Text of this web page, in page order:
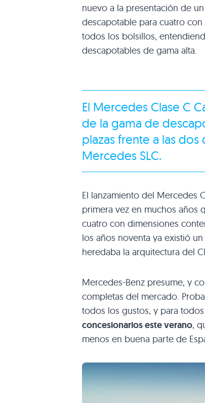
nuevo a la presentación de
descapotable para cuatro
todos los bolsillos,
descapotables de gama alta.
El Mercedes Clase C
de la gama de
plazas frente a las
Mercedes SLC.
El lanzamiento del Mercedes
primera vez en muchos años
cuatro con dimensiones
los años noventa ya existió
heredaba la arquitectura del
Mercedes-Benz presume, y
completas del mercado.
todos los gustos, y para
concesionarios este verano,
menos en buena parte de